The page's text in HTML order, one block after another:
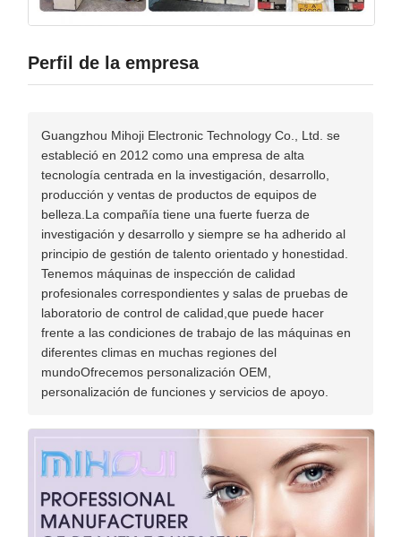
Perfil de la empresa
Guangzhou Mihoji Electronic Technology Co., Ltd. se
estableció en 2012 como una empresa de alta
tecnología centrada en la investigación, desarrollo,
producción y ventas de productos de equipos de
belleza.La compañía tiene una fuerte fuerza de
investigación y desarrollo y siempre se ha adherido al
principio de gestión de talento orientado y honestidad.
Tenemos máquinas de inspección de calidad
profesionales correspondientes y salas de pruebas de
laboratorio de control de calidad,que puede hacer
frente a las condiciones de trabajo de las máquinas en
diferentes climas en muchas regiones del
mundoOfrecemos personalización OEM,
personalización de funciones y servicios de apoyo.